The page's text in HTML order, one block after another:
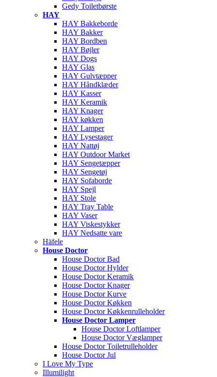
Gedy Toiletbørste
HAY
HAY Bakkeborde
HAY Bakker
HAY Bordben
HAY Bøjler
HAY Dogs
HAY Glas
HAY Gulvtæpper
HAY Håndklæder
HAY Kasser
HAY Keramik
HAY Knager
HAY køkken
HAY Lamper
HAY Lysestager
HAY Nattøj
HAY Outdoor Market
HAY Sengetæpper
HAY Sengetøj
HAY Sofaborde
HAY Spejl
HAY Stole
HAY Tray Table
HAY Vaser
HAY Viskestykker
HAY Nedsatte vare
Häfele
House Doctor
House Doctor Bad
House Doctor Hylder
House Doctor Keramik
House Doctor Knager
House Doctor Kurve
House Doctor Køkken
House Doctor Køkkenrulleholder
House Doctor Lamper
House Doctor Loftlamper
House Doctor Væglamper
House Doctor Toiletrulleholder
House Doctor Jul
I Love My Type
Illumilight